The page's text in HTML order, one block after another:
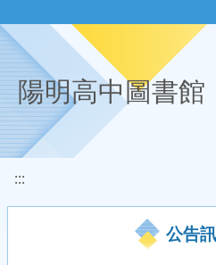
陽明高中圖書館
:::
公告